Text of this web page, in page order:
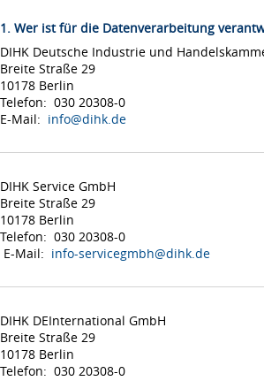
1. Wer ist für die Datenverarbeitung
DIHK Deutsche Industrie und
Breite Straße 29
10178 Berlin
Telefon: 030 20308-0
E-Mail: info@dihk.de
DIHK Service GmbH
Breite Straße 29
10178 Berlin
Telefon: 030 20308-0
E-Mail: info-servicegmbh@dihk.de
DIHK DEInternational GmbH
Breite Straße 29
10178 Berlin
Telefon: 030 20308-0